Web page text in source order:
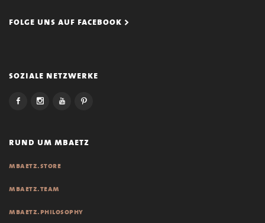
folge uns auf facebook >
soziale netzwerke
rund um mbaetz
mbaetz.store
mbaetz.team
mbaetz.philosophy